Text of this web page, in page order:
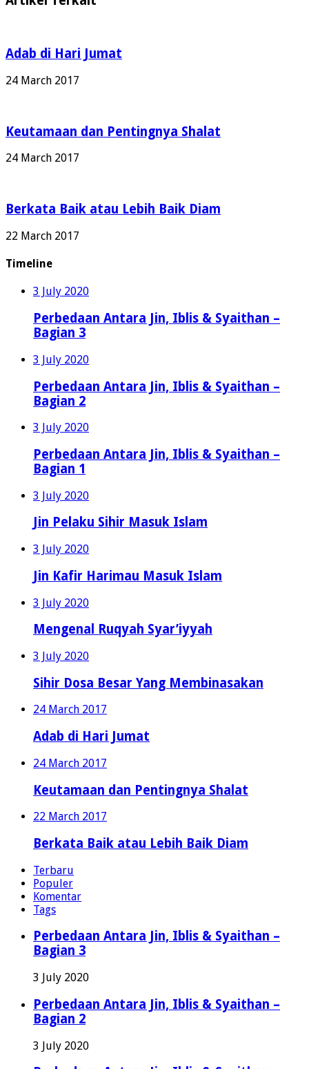
Adab di Hari Jumat
24 March 2017
Keutamaan dan Pentingnya Shalat
24 March 2017
Berkata Baik atau Lebih Baik Diam
22 March 2017
Timeline
3 July 2020
Perbedaan Antara Jin, Iblis & Syaithan –
Bagian 3
3 July 2020
Perbedaan Antara Jin, Iblis & Syaithan –
Bagian 2
3 July 2020
Perbedaan Antara Jin, Iblis & Syaithan –
Bagian 1
3 July 2020
Jin Pelaku Sihir Masuk Islam
3 July 2020
Jin Kafir Harimau Masuk Islam
3 July 2020
Mengenal Ruqyah Syar’iyyah
3 July 2020
Sihir Dosa Besar Yang Membinasakan
24 March 2017
Adab di Hari Jumat
24 March 2017
Keutamaan dan Pentingnya Shalat
22 March 2017
Berkata Baik atau Lebih Baik Diam
Terbaru
Populer
Komentar
Tags
Perbedaan Antara Jin, Iblis & Syaithan –
Bagian 3
3 July 2020
Perbedaan Antara Jin, Iblis & Syaithan –
Bagian 2
3 July 2020